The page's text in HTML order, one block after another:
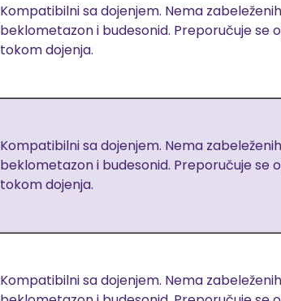
Kompatibilni sa dojenjem. Nema
beklometazon i budesonid. Preporučuje
tokom dojenja.
Kompatibilni sa dojenjem. Nema
beklometazon i budesonid. Preporučuje
tokom dojenja.
Kompatibilni sa dojenjem. Nema